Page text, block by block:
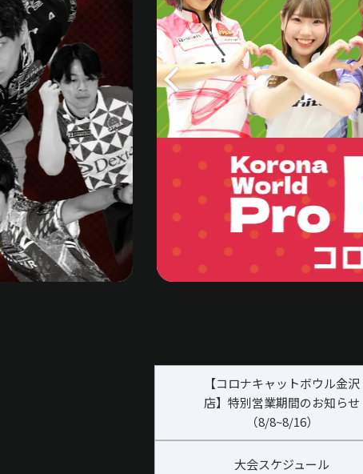
【コロナキャットボウル金沢
店】特別営業期間のお知らせ
（8/8~8/16）
大会スケジュール